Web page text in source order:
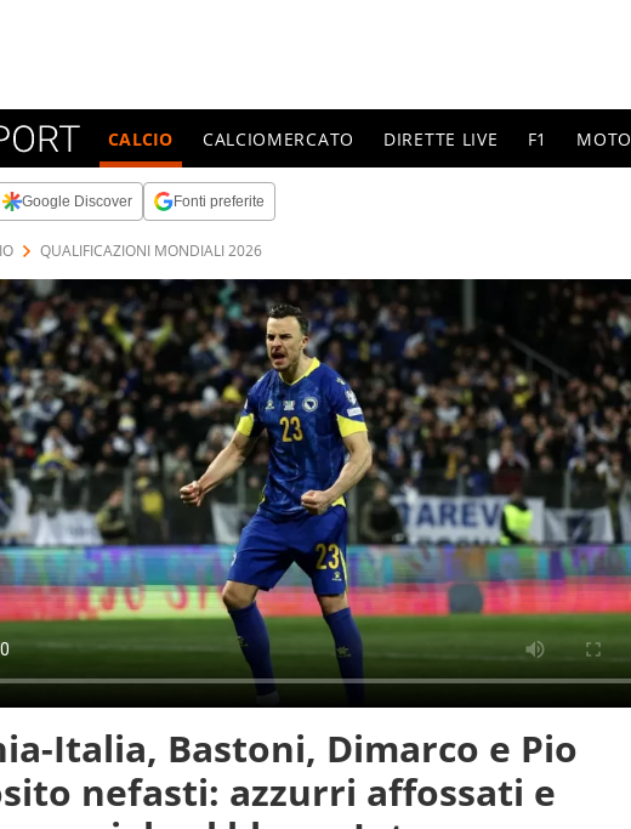
CALCIO CALCIOMERCATO DIRETTE LIVE F1 MOTO
Google Discover Fonti preferite
QUALIFICAZIONI MONDIALI 2026
Italia, Bastoni, Dimarco e Pio
nefasti: azzurri affossati e